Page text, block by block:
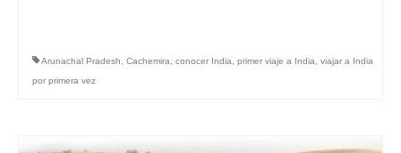
Arunachal Pradesh Cachemira conocer India primer viaje a India
viajar a India
por primera vez